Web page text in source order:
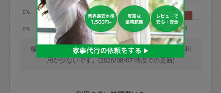
土曜日8時〜実施時間＝依頼金額の100%
＋交通費全額
依頼者不在による当日キャンセル＝依頼
金額の100%＋交通費全額
0%
5%
月 火 木 日
横浜市では、毎週木曜日の利用が最も多く、日曜日の利
用が少ないです。(2026/08/07 時点での更新)